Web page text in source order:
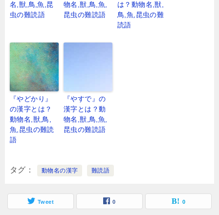
名,獣,鳥,魚,昆
虫の難読語
物名,獣,鳥,魚,
昆虫の難読語
は？動物名,獣,
鳥,魚,昆虫の難
読語
『やどかり』
の漢字とは？
動物名,獣,鳥,
魚,昆虫の難読
語
『やすで』の
漢字とは？動
物名,獣,鳥,魚,
昆虫の難読語
タグ 動物名の漢字 難読語
Tweet 0 0